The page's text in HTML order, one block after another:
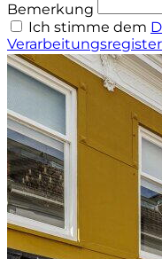
Bemerkung
Ich stimme dem
Verarbeitungsregister